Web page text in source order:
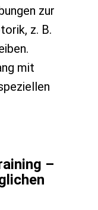
zur
z. B.
mit
–